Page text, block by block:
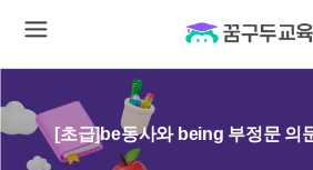
[초급]be동사와 being 부정문 의